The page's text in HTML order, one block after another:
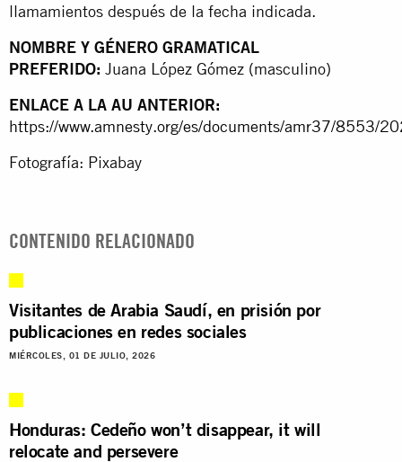
llamamientos después de la fecha indicada.
NOMBRE Y GÉNERO GRAMATICAL
PREFERIDO: Juana López Gómez (masculino)
ENLACE A LA AU ANTERIOR:
https://www.amnesty.org/es/documents/amr37/8553/
Fotografía: Pixabay
CONTENIDO RELACIONADO
Visitantes de Arabia Saudí, en prisión por
publicaciones en redes sociales
MIÉRCOLES, 01 DE JULIO, 2026
Honduras: Cedeño won’t disappear, it will
relocate and persevere